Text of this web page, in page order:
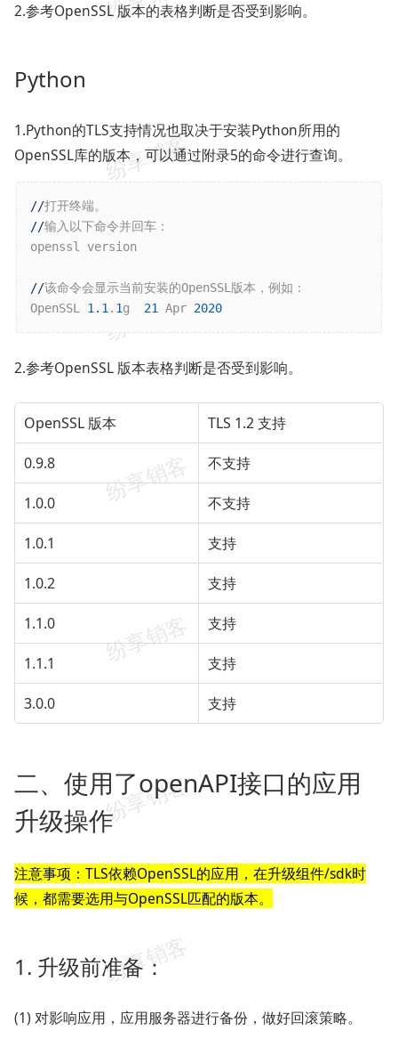
2.参考OpenSSL 版本的表格判断是否受到影响。
Python
1.Python的TLS支持情况也取决于安装Python所用的
OpenSSL库的版本，可以通过附录5的命令进行查询。
//
//输入以下命令并回车：
openssl version
//该命令会显示当前安装的OpenSSL版本，例如：
OpenSSL 1.1 . 1g 21 Apr 2020
2.参考OpenSSL 版本表格判断是否受到影响。
OpenSSL 版本 TLS 1.2 支持
0.9.8 不支持
1.0.0 不支持
1.0.1 支持
1.0.2 支持
1.1.0 支持
1.1.1 支持
3.0.0 支持
二、使用了openAPI接口的应用
升级操作
注意事项：TLS依赖OpenSSL的应用，在升级组件/sdk时
候，都需要选用与OpenSSL匹配的版本。
1. 升级前准备：
(1) 对影响应用，应用服务器进行备份，做好回滚策略。